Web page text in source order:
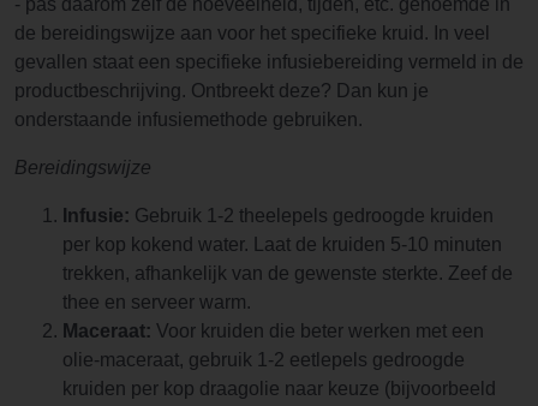
- pas daarom zelf de hoeveelheid, tijden, etc. genoemde in
de bereidingswijze aan voor het specifieke kruid. In veel
gevallen staat een specifieke infusiebereiding vermeld in de
productbeschrijving. Ontbreekt deze? Dan kun je
onderstaande infusiemethode gebruiken.
Bereidingswijze
Infusie: Gebruik 1-2 theelepels gedroogde kruiden
per kop kokend water. Laat de kruiden 5-10 minuten
trekken, afhankelijk van de gewenste sterkte. Zeef de
thee en serveer warm.
Maceraat: Voor kruiden die beter werken met een
olie-maceraat, gebruik 1-2 eetlepels gedroogde
kruiden per kop draagolie naar keuze (bijvoorbeeld